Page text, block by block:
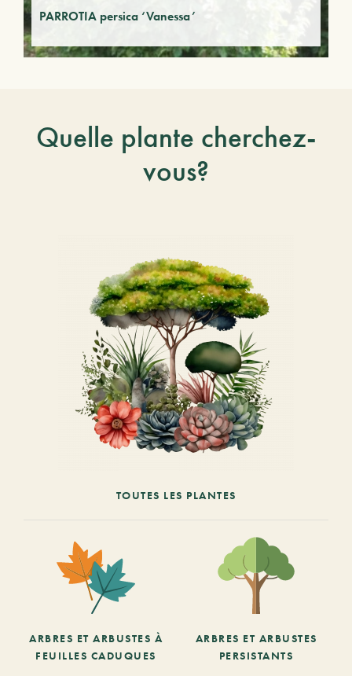
PARROTIA persica ‘Vanessa’
Quelle plante cherchez-
vous?
TOUTES LES PLANTES
ARBRES ET ARBUSTES À
FEUILLES CADUQUES
ARBRES ET ARBUSTES
PERSISTANTS